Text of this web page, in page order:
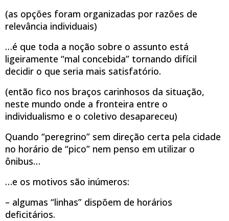
(as opções foram organizadas por razões de
relevância individuais)
…é que toda a noção sobre o assunto está
ligeiramente “mal concebida” tornando difícil
decidir o que seria mais satisfatório.
(então fico nos braços carinhosos da situação,
neste mundo onde a fronteira entre o
individualismo e o coletivo desapareceu)
Quando “peregrino” sem direção certa pela cidade
no horário de “pico” nem penso em utilizar o
ônibus…
…e os motivos são inúmeros:
– algumas “linhas” dispõem de horários
deficitários.